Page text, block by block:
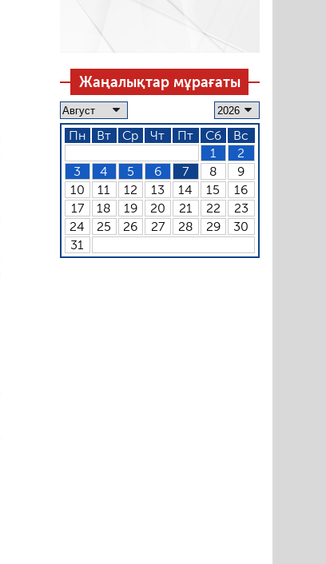
Жаңалықтар мұрағаты
Пн Вт Ср Чт Пт Сб
Вс
1
2
3
4 5 6 7 8
9
10
11 12 13 14 15
16
17
18 19 20 21 22
23
24
25 26 27 28 29
30
31